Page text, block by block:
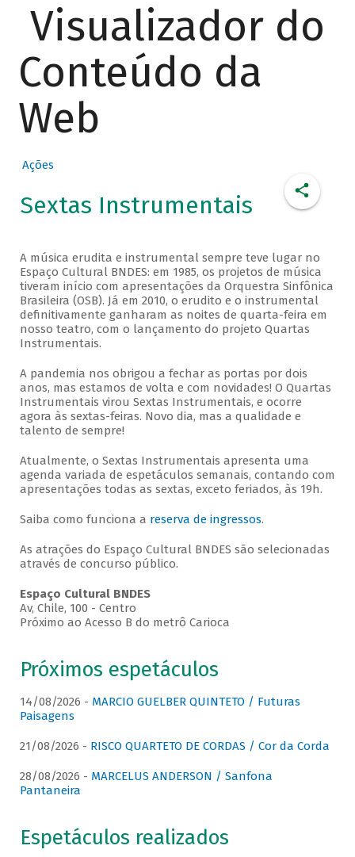
Visualizador do
Conteúdo da
Web
Ações
Sextas Instrumentais
A música erudita e instrumental sempre teve lugar no
Espaço Cultural BNDES: em 1985, os projetos de música
tiveram início com apresentações da Orquestra Sinfônica
Brasileira (OSB). Já em 2010, o erudito e o instrumental
definitivamente ganharam as noites de quarta-feira em
nosso teatro, com o lançamento do projeto Quartas
Instrumentais.
A pandemia nos obrigou a fechar as portas por dois
anos, mas estamos de volta e com novidades! O Quartas
Instrumentais virou Sextas Instrumentais, e ocorre
agora às sextas-feiras. Novo dia, mas a qualidade e
talento de sempre!
Atualmente, o Sextas Instrumentais apresenta uma
agenda variada de espetáculos semanais, contando com
apresentações todas as sextas, exceto feriados, às 19h.
Saiba como funciona a reserva de ingressos.
As atrações do Espaço Cultural BNDES são selecionadas
através de concurso público.
Espaço Cultural BNDES
Av, Chile, 100 - Centro
Próximo ao Acesso B do metrô Carioca
Próximos espetáculos
14/08/2026 - MARCIO GUELBER QUINTETO / Futuras
Paisagens
21/08/2026 - RISCO QUARTETO DE CORDAS / Cor da Corda
28/08/2026 - MARCELUS ANDERSON / Sanfona
Pantaneira
Espetáculos realizados